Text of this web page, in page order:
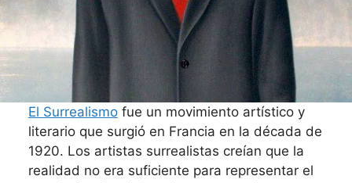
El Surrealismofue un movimiento artístico y
literario que surgió en Francia en la década de
1920. Los artistas surrealistas creían que la
realidad no era suficiente para representar el